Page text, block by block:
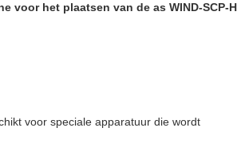
voor het plaatsen van de as WIND-SCP-H
voor speciale apparatuur die wordt